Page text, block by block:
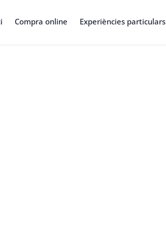
Compra online Experiències particulars